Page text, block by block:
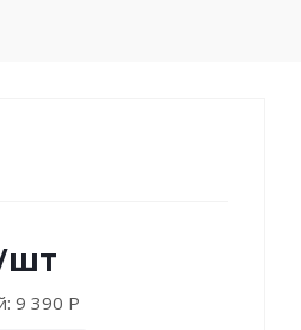
9 390 P